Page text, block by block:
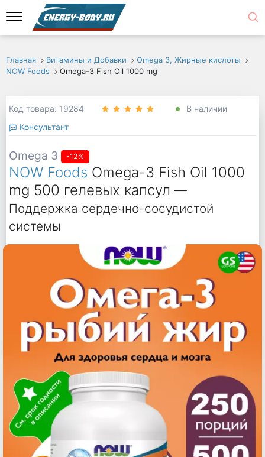
Главная Витамины и Добавки
Omega 3, Жирные кислоты
NOW Foods
Omega-3 Fish Oil 1000 mg
Код товара: 19284
В наличии
Консультант
Omega 3 -12%
NOW Foods Omega-3 Fish Oil 1000
mg 500 гелевых капсул —
Поддержка сердечно-сосудистой
системы